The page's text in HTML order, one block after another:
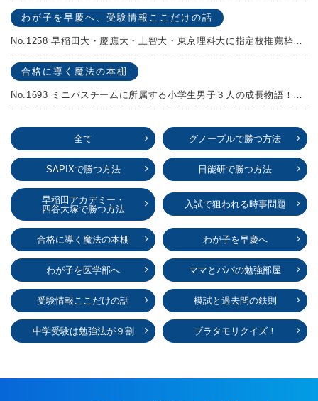
わが子を早慶へ、受験情報ここだけの話
合格に導く魔法の本棚
全て グノーブルで勝つ方法
SAPIXで勝つ方法 日能研で勝つ方法
早稲田アカデミー・
四谷大塚で勝つ方法
入試で狙われる時事問題
合格に導く魔法の本棚 わが子を早慶へ
わが子を医学部へ ママとパパの勉強部屋
受験情報ここだけの話 模試と過去問の鉄則
中学受験は勉強法が９割 ブラタモリクイズ！